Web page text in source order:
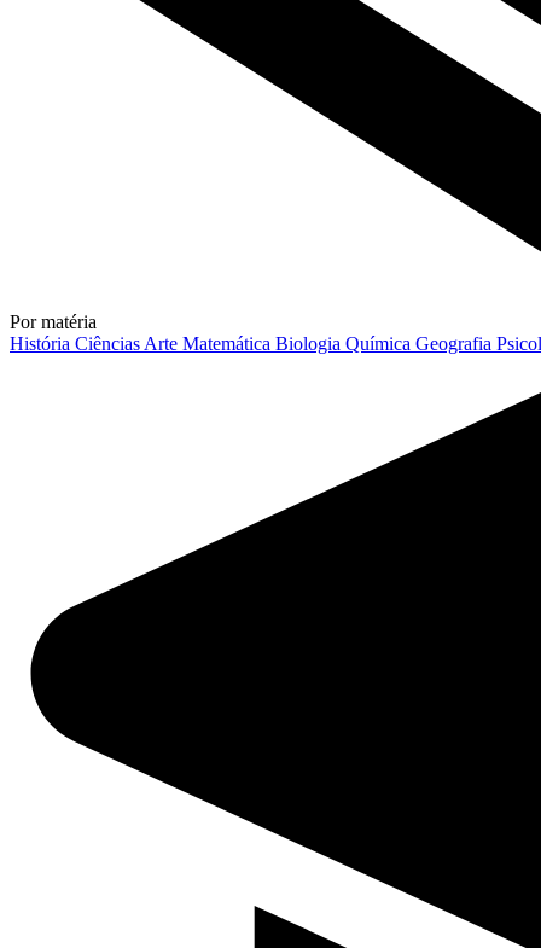
Por matéria
História Ciências Arte Matemática Biologia Química Geografia